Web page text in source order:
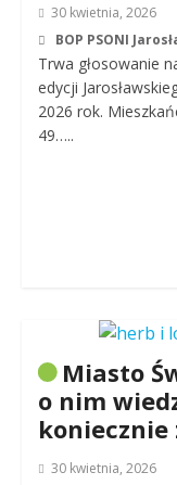
30 kwietnia, 2026
BOP PSONI
Trwa głosowanie
edycji
2026 rok.
49…..
Miasto
o nim
koniecznie
30 kwietnia, 2026